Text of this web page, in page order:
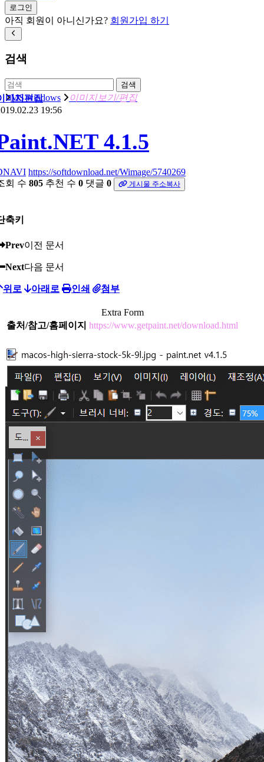
로그인
아직 회원이 아니신가요? 회원가입 하기
검색
검색
MS windows 이미지보기/편집
미지편집
19:56
4.1.5
https://softdownload.net/Wimage/5740269
회 수 805 추천 수 0 댓글 0 게시물 주소복사
축키
Prev이전 문서
Next다음 문서
위로 아래로 인쇄 첨부
Extra Form
출처/참고/홈페이지 https://www.getpaint.net/download.html